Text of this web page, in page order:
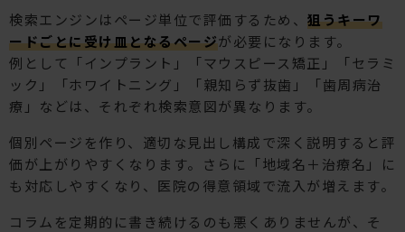
検索エンジンはページ単位で評価するため、 狙うキーワ
ードごとに受け皿となるページが必要になります。
例として「インプラント」「マウスピース矯正」「セラミ
ック」「ホワイトニング」「親知らず抜歯」「歯周病治
療」などは、それぞれ検索意図が異なります。
個別ページを作り、適切な見出し構成で深く説明すると評
価が上がりやすくなります。さらに「地域名＋治療名」に
も対応しやすくなり、医院の得意領域で流入が増えます。
コラムを定期的に書き続けるのも悪くありませんが、そ